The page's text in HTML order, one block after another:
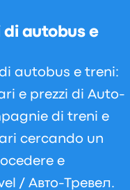
di autobus e
autobus e treni:
e prezzi di Auto-
di treni e
cercando un
e
/ Авто-Тревел.